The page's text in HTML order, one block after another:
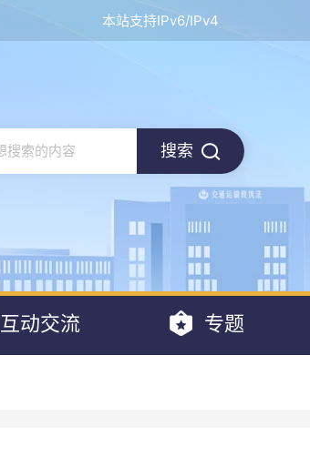
本站支持IPv6/IPv4
搜索
互动交流 专题